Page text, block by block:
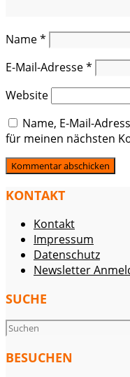
Name*
E-Mail-Adresse*
Website
Name, E-Mail-
für meinen nächsten
KONTAKT
Kontakt
Impressum
Datenschutz
Newsletter
SUCHE
BESUCHEN